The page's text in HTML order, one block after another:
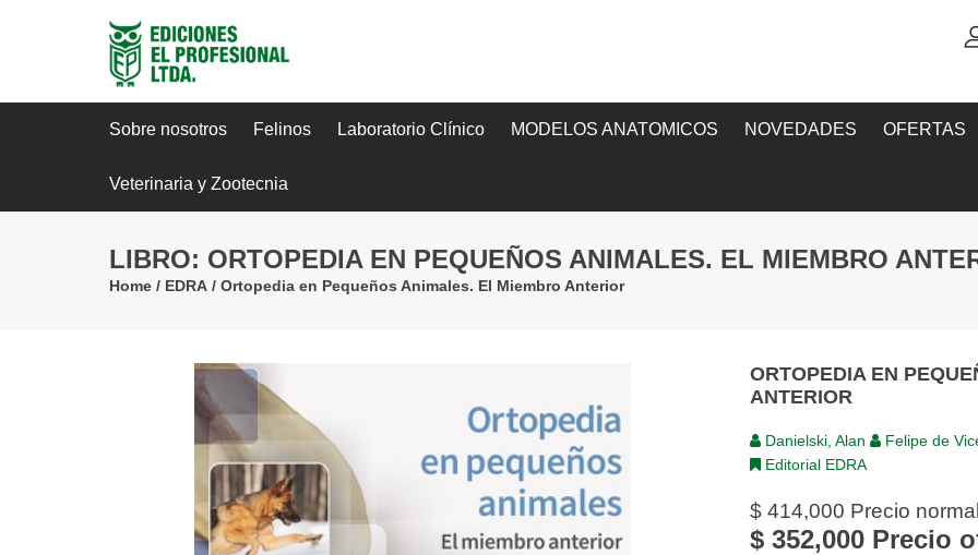
Sobre nosotros Felinos Laboratorio Clínico MODELOS ANATOMICOS NOVEDADES OFERTAS
Veterinaria y Zootecnia
LIBRO: ORTOPEDIA EN PEQUEÑOS ANIMALES. EL MIEMBRO
Home/ EDRA/ Ortopedia en Pequeños Animales. El Miembro Anterior
ORTOPEDIA EN
ANTERIOR
Danielski, Alan
Felipe de
Editorial EDRA
$ 414,000 Precio
$ 352,000 Precio